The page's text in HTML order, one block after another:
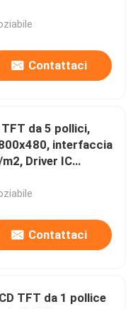
Contattaci
TFT da 5 pollici,
interfaccia
Driver IC
Contattaci
TFT da 1 pollice